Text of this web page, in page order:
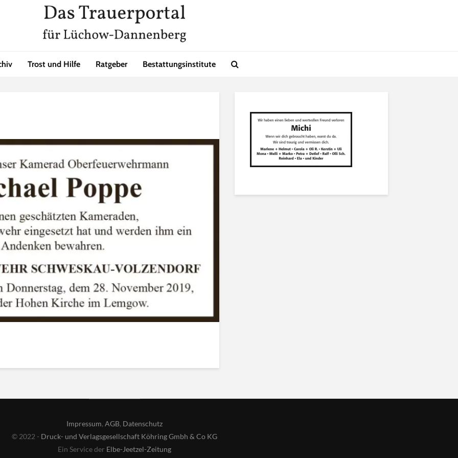
Trost und Hilfe Ratgeber Bestattungsinstitute
Impressum,AGB, Datenschutz
© 2022 - Druck- und Verlagsgesellschaft Köhring Gmbh & Co KG
Ein Service der Elbe-Jeetzel-Zeitung